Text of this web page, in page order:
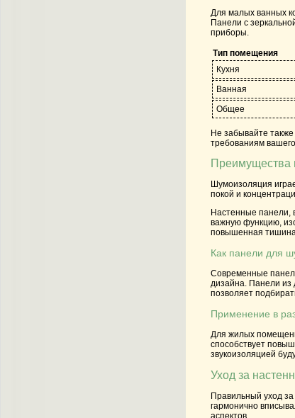
Для малых ванных
Панели с
приборы.
Тип помещения
Кухня
Ванная
Общее
Не забывайте
требованиям
Преимущества
Шумоизоляция
покой и
Настенные панели,
важную функцию,
повышенная
Как панели для
Современные
дизайна. Панели из
позволяет
Применение в
Для жилых
способствует
звукоизоляцией
Уход за
Правильный уход
гармонично
аспектов.